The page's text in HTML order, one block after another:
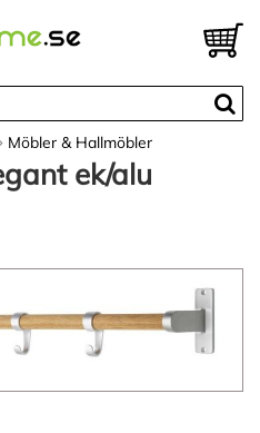
Möbler & Hallmöbler
ek/alu